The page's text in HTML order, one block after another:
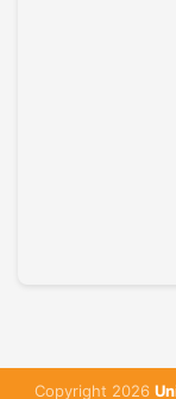
Copyright 2026